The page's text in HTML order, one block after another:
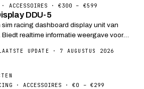
ACCESSOIRES · €300 – €599
DDU-5
sim racing dashboard display unit van
Biedt realtime informatie weergave voor
UPDATE · 7 AUGUSTUS 2026
· ACCESSOIRES · €0 – €299